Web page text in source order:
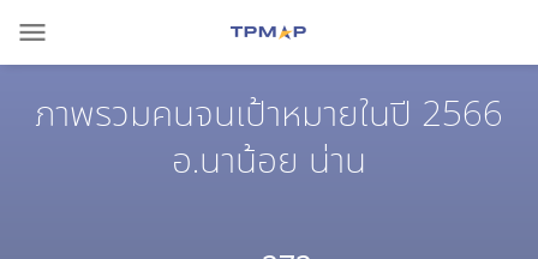
menu
ภาพรวมคนจนเป้าหมายในปี 2566
อ.นาน้อย น่าน